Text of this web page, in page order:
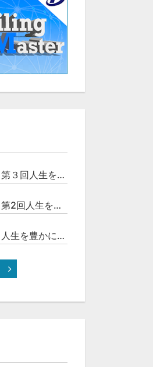
【イベント開催告知】 第３回人生を豊かにする「本の力」を学ぶ会
【イベント開催告知】 第2回人生を豊かにする「本の力」を学ぶ会
【イベント開催告知】 人生を豊かにする「本の力」を学ぶ会